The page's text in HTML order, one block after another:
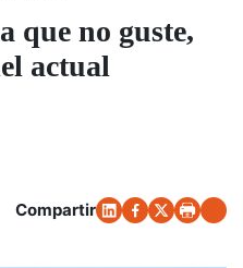
que no guste,
actual
Compartir